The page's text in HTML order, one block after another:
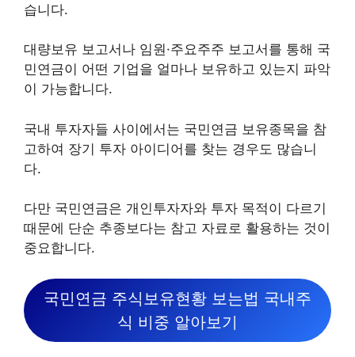
습니다.
대량보유 보고서나 임원·주요주주 보고서를 통해 국
민연금이 어떤 기업을 얼마나 보유하고 있는지 파악
이 가능합니다.
국내 투자자들 사이에서는 국민연금 보유종목을 참
고하여 장기 투자 아이디어를 찾는 경우도 많습니
다.
다만 국민연금은 개인투자자와 투자 목적이 다르기
때문에 단순 추종보다는 참고 자료로 활용하는 것이
중요합니다.
국민연금 주식보유현황 보는법 국내주
식 비중 알아보기